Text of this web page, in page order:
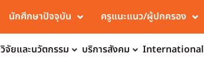
นักศึกษาปัจจุบัน ครูแนะแนว/ผู้ปกครอง
วิจัยและนวัตกรรม บริการสังคม International